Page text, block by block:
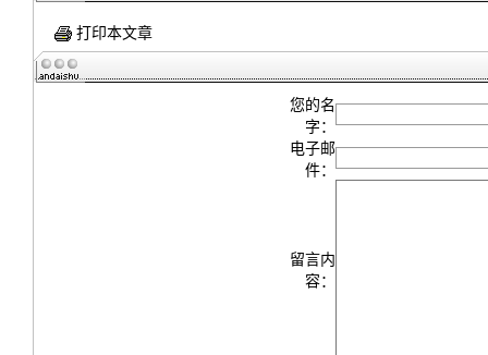
打印本文章
您的名
字：
电子邮
件：
留言内
容：